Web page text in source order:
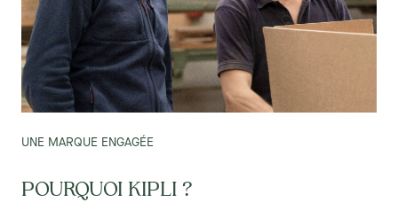
UNE MARQUE ENGAGÉE
POURQUOI KIPLI ?